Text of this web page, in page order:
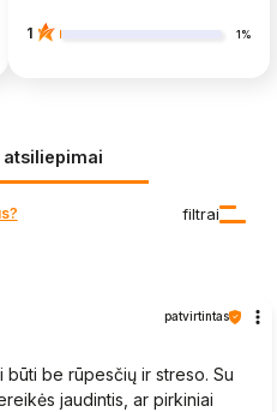
1 1%
atsiliepimai
filtrai
patvirtintas
būti be rūpesčių ir streso. Su
jaudintis, ar pirkiniai